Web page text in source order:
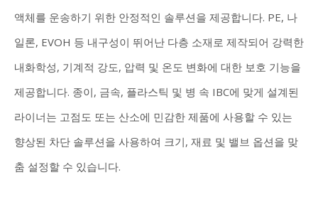
액체를 운송하기 위한 안정적인 솔루션을 제공합니다. PE, 나
일론, EVOH 등 내구성이 뛰어난 다층 소재로 제작되어 강력한
내화학성, 기계적 강도, 압력 및 온도 변화에 대한 보호 기능을
제공합니다. 종이, 금속, 플라스틱 및 병 속 IBC에 맞게 설계된
라이너는 고점도 또는 산소에 민감한 제품에 사용할 수 있는
향상된 차단 솔루션을 사용하여 크기, 재료 및 밸브 옵션을 맞
춤 설정할 수 있습니다.